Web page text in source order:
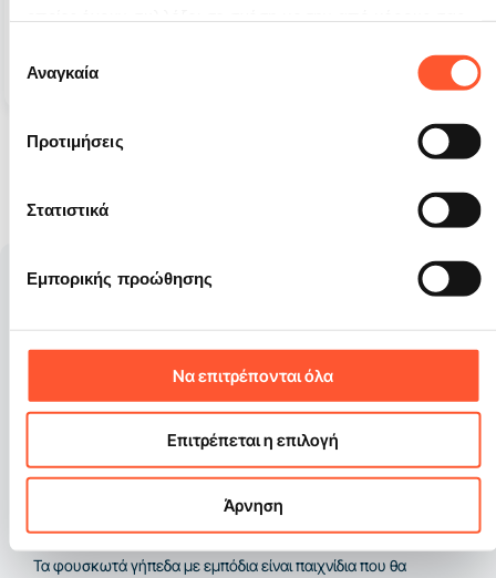
συγκατάθεσης
Αναγκαία
Προτιμήσεις
Στατιστικά
Εμπορικής προώθησης
Να επιτρέπονται όλα
Επιτρέπεται η επιλογή
Άρνηση
4 940 €
3
Η ποικιλία σε αυτή την κατηγορία περιλαμβάνει προϊόντα από
γνωστούς κατασκευαστές. Κάθε φουσκωτή τσουλήθρα είναι
μόνο ανθεκτικά, αλλά κυρίως ασφαλή για τα παιδιά. Σας
προσκαλούμε επίσης να ελέγξετε άλλες κατηγορίες
προϊόντων, όπου θα βρείτε πίστες με εμπόδια και ένα
φουσκωτό κάστρο ιδανικό για κάθε περίσταση.
Τα φουσκωτά γήπεδα με εμπόδια είναι παιχνίδια που θα